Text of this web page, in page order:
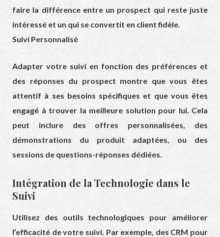
faire la différence entre un prospect qui reste juste
intéressé et un qui se convertit en client fidèle.
Suivi Personnalisé
Adapter votre suivi en fonction des préférences et
des réponses du prospect montre que vous êtes
attentif à ses besoins spécifiques et que vous êtes
engagé à trouver la meilleure solution pour lui. Cela
peut inclure des offres personnalisées, des
démonstrations du produit adaptées, ou des
sessions de questions-réponses dédiées.
Intégration de la Technologie dans le
Suivi
Utilisez des outils technologiques pour améliorer
l’efficacité de votre suivi. Par exemple, des CRM pour